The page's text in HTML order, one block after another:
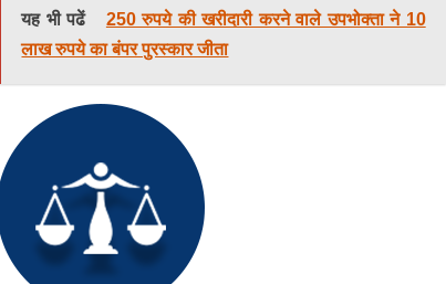
यह भी पढें
250 रुपये की खरीदारी करने वाले उपभोक्ता ने 10
लाख रुपये का बंपर पुरस्कार जीता
सीताराम विवाह पंचमी महोत्सव के तीसरे दिन धनुष
यज्ञ का हुआ आयोजन (फोटो सहित)
3 years ago
जनकपुरधाम/मिश्री लाल मधुकर। सीताराम विवाह पंचमी
महोत्सव के तीसरे दिन जानकी मंदिर के प्रांगण में धनुष यज्ञ
आयोजित किया गया। रंगभूमि मैदान में राजा विदेह...